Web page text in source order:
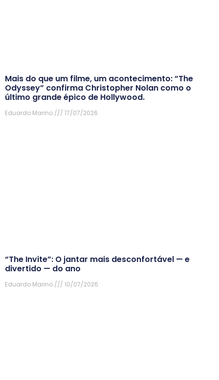
Mais do que um filme, um acontecimento: “The
Odyssey” confirma Christopher Nolan como o
último grande épico de Hollywood.
Eduardo Marino 17/07/2026
“The Invite”: O jantar mais desconfortável — e
divertido — do ano
Eduardo Marino 10/07/2026